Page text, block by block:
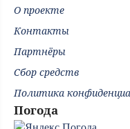
О проекте
Контакты
Партнёры
Сбор средств
Политика
Погода